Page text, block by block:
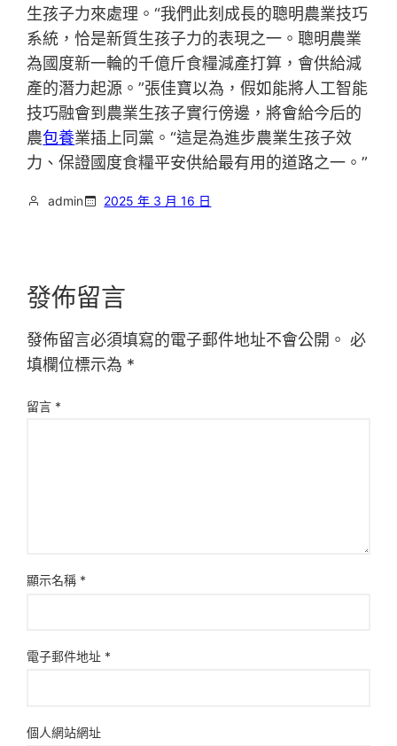
生孩子力來處理。“我們此刻成長的聰明農業技巧
系統，恰是新質生孩子力的表現之一。聰明農業
為國度新一輪的千億斤食糧減產打算，會供給減
產的潛力起源。”張佳寶以為，假如能將人工智能
技巧融會到農業生孩子實行傍邊，將會給今后的
農包養業插上同黨。“這是為進步農業生孩子效
力、保證國度食糧平安供給最有用的道路之一。”
admin 2025 年 3 月 16 日
發佈留言
發佈留言必須填寫的電子郵件地址不會公開。 必
填欄位標示為 *
留言 *
顯示名稱 *
電子郵件地址 *
個人網站網址